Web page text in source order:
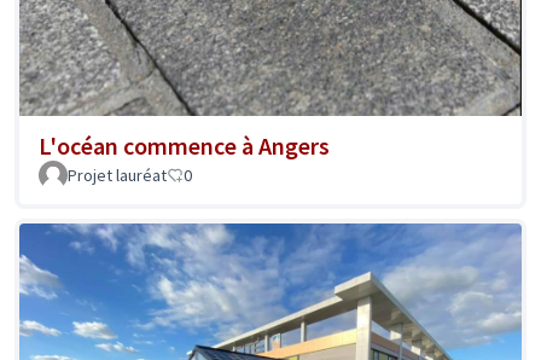
L'océan commence à Angers
Projet lauréat 0